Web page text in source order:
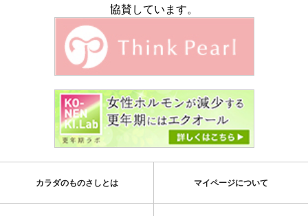
協賛しています。
カラダのものさしとは マイページについて